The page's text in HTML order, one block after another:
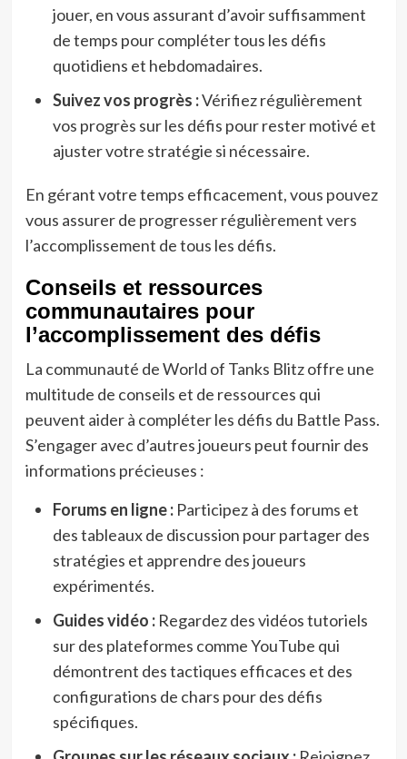
jouer, en vous assurant d’avoir suffisamment
de temps pour compléter tous les défis
quotidiens et hebdomadaires.
Suivez vos progrès :Vérifiez régulièrement
vos progrès sur les défis pour rester motivé et
ajuster votre stratégie si nécessaire.
En gérant votre temps efficacement, vous pouvez
vous assurer de progresser régulièrement vers
l’accomplissement de tous les défis.
Conseils et ressources
communautaires pour
l’accomplissement des défis
La communauté de World of Tanks Blitz offre une
multitude de conseils et de ressources qui
peuvent aider à compléter les défis du Battle Pass.
S’engager avec d’autres joueurs peut fournir des
informations précieuses :
Forums en ligne :Participez à des forums et
des tableaux de discussion pour partager des
stratégies et apprendre des joueurs
expérimentés.
Guides vidéo :Regardez des vidéos tutoriels
sur des plateformes comme YouTube qui
démontrent des tactiques efficaces et des
configurations de chars pour des défis
spécifiques.